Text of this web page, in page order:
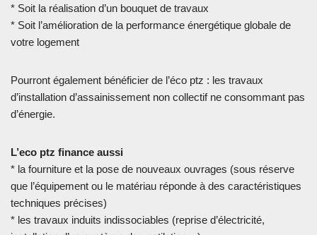
* Soit la réalisation d’un bouquet de travaux
* Soit l’amélioration de la performance énergétique globale de
votre logement
Pourront également bénéficier de l’éco ptz : les travaux
d’installation d’assainissement non collectif ne consommant pas
d’énergie.
L’eco ptz finance aussi
* la fourniture et la pose de nouveaux ouvrages (sous réserve
que l’équipement ou le matériau réponde à des caractéristiques
techniques précises)
* les travaux induits indissociables (reprise d’électricité,